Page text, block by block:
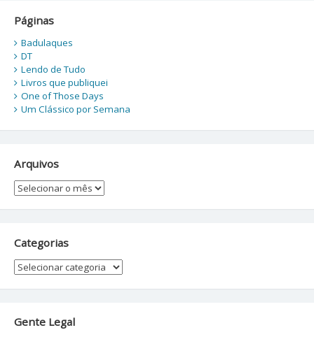
Páginas
Badulaques
DT
Lendo de Tudo
Livros que publiquei
One of Those Days
Um Clássico por Semana
Arquivos
Arquivos
Categorias
Categorias
Gente Legal